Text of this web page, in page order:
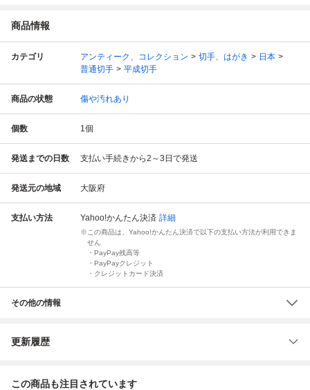
商品情報
カテゴリ アンティーク、コレクション 切手、はがき
日本
普通切手
平成切手
商品の状態 傷や汚れあり
個数 1個
発送までの日数 支払い手続きから2～3日で発送
発送元の地域 大阪府
支払い方法 Yahoo!かんたん決済 詳細
この商品は、Yahoo!かんたん決済で以下の支払い方法が利用できま
せん
・PayPay残高等
・PayPayクレジット
・クレジットカード決済
その他の情報
更新履歴
この商品も注目されています